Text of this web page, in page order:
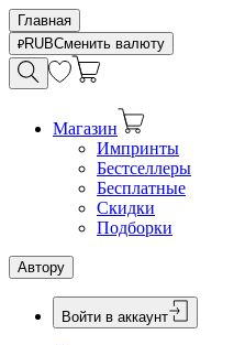
Главная
RUBСменить валюту
Магазин
Импринты
Бестселлеры
Бесплатные
Скидки
Подборки
Автору
Войти в аккаунт